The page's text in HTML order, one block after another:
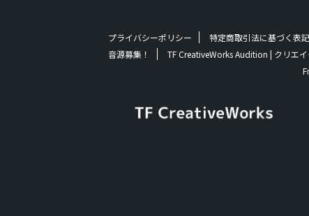
プライバシーポリシー 特定商取引法に基づく表記
音源募集！
TF CreativeWorks Audition | クリエ